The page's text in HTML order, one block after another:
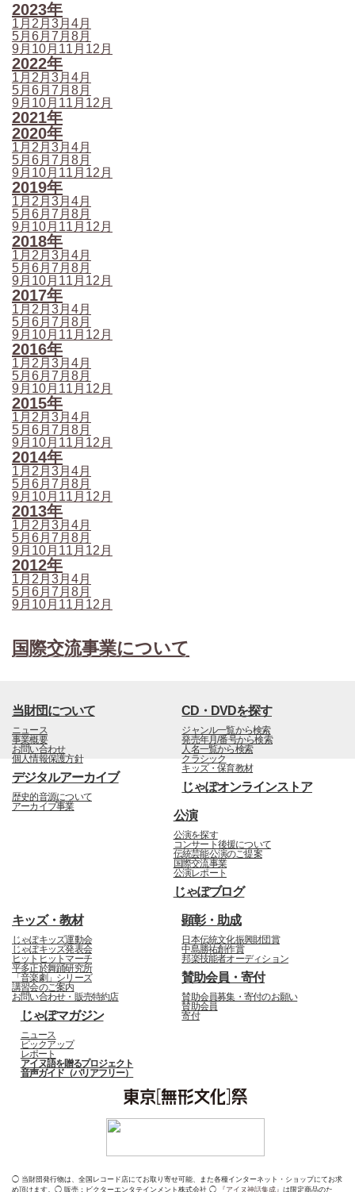
2023年
1月 2月 3月 4月
5月 6月 7月 8月
9月 10月 11月 12月
2022年
1月 2月 3月 4月
5月 6月 7月 8月
9月 10月 11月 12月
2021年
2020年
1月 2月 3月 4月
5月 6月 7月 8月
9月 10月 11月 12月
2019年
1月 2月 3月 4月
5月 6月 7月 8月
9月 10月 11月 12月
2018年
1月 2月 3月 4月
5月 6月 7月 8月
9月 10月 11月 12月
2017年
1月 2月 3月 4月
5月 6月 7月 8月
9月 10月 11月 12月
2016年
1月 2月 3月 4月
5月 6月 7月 8月
9月 10月 11月 12月
2015年
1月 2月 3月 4月
5月 6月 7月 8月
9月 10月 11月 12月
2014年
1月 2月 3月 4月
5月 6月 7月 8月
9月 10月 11月 12月
2013年
1月 2月 3月 4月
5月 6月 7月 8月
9月 10月 11月 12月
2012年
1月 2月 3月 4月
5月 6月 7月 8月
9月 10月 11月 12月
国際交流事業について
当財団について
ニュース
事業概要
お問い合わせ
個人情報保護方針
デジタルアーカイブ
歴史的音源について
アーカイブ事業
CD・DVDを探す
ジャンル一覧から検索
発売年月/番号から検索
人名一覧から検索
クラシック
キッズ・保育教材
じゃぽオンラインストア
公演
公演を探す
コンサート後援について
伝統芸能公演のご提案
国際交流事業
公演レポート
じゃぽブログ
顕彰・助成
日本伝統文化振興財団賞
中島勝祐創作賞
邦楽技能者オーディション
賛助会員・寄付
賛助会員募集・寄付のお願い
賛助会員
寄付
キッズ・教材
じゃぽキッズ運動会
じゃぽキッズ発表会
ヒットヒットマーチ
平多正於舞踊研究所
「音楽劇」シリーズ
講習会のご案内
お問い合わせ・販売特約店
じゃぽマガジン
ニュース
ピックアップ
レポート
アイヌ語を贈るプロジェクト
音声ガイド（バリアフリー）
◯ 当財団発行物は、全国レコード店にてお取り寄せ可能、また各種インターネット・ショップにてお求
め頂けます。◯ 販売：ビクターエンタテインメント株式会社 ◯
『アイヌ神話集成』 は限定商品のた